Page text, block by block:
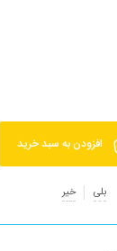
افزودن به سبد خرید
بلی خیر